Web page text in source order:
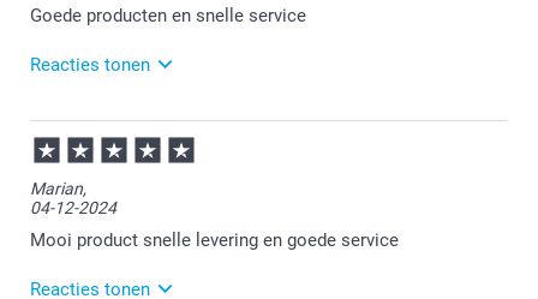
Goede producten en snelle service
Reacties tonen
13-10-2025
11:58
Bedankt voor je review. Wat fijn om te horen dat je
tevreden bent. Veel plezier van je bestelling!
Marian,
04-12-2024
Mooi product snelle levering en goede service
Reacties tonen